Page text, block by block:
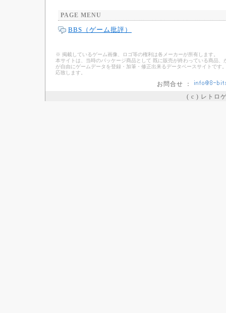
PAGE MENU
BBS（ゲーム批評）
※ 掲載しているゲーム画像、ロゴ等の権利は各メーカーが所有します。
本サイトは、当時のパッケージ商品として 既に販売が終わっている商品
が自由にゲームデータを登録・加筆・修正出来るデータベースサイトで
応致します。
お問合せ ：
( c ) レトロ